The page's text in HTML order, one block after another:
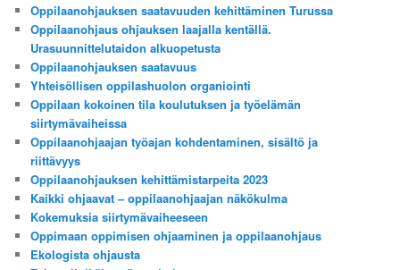
Oppilaanohjauksen saatavuuden kehittäminen Turussa
Oppilaanohjaus ohjauksen laajalla kentällä.
Urasuunnittelutaidon alkuopetusta
Oppilaanohjauksen saatavuus
Yhteisöllisen oppilashuolon organiointi
Oppilaan kokoinen tila koulutuksen ja työelämän
siirtymävaiheissa
Oppilaanohjaajan työajan kohdentaminen, sisältö ja
riittävyys
Oppilaanohjauksen kehittämistarpeita 2023
Kaikki ohjaavat – oppilaanohjaajan näkökulma
Kokemuksia siirtymävaiheeseen
Oppimaan oppimisen ohjaaminen ja oppilaanohjaus
Ekologista ohjausta